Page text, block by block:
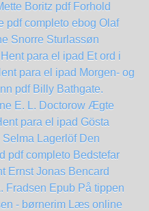
Boritz pdf Forhold
pdf completo ebog Olaf
Snorre Sturlassøn
para el ipad Et ord i
para el ipad Morgen- og
pdf Billy Bathgate.
E. L. Doctorow Ægte
para el ipad Gösta
Lagerlöf Den
pdf completo Bedstefar
Ernst Jonas Bencard
Fradsen Epub På tippen
- børnerim Læs online